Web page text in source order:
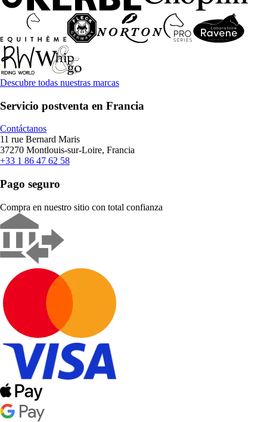
Descubre todas nuestras marcas
Servicio postventa en Francia
Contáctanos
11 rue Bernard Maris
37270 Montlouis-sur-Loire, Francia
+33 1 86 47 62 58
Pago seguro
Compra en nuestro sitio con total confianza